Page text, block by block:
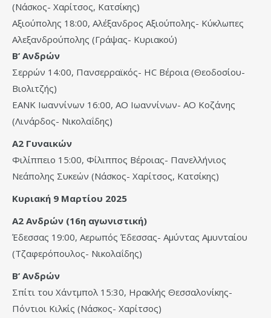
(Νάσκος- Χαρίτσος, Κατσίκης)
Αξιούπολης 18:00, Αλέξανδρος Αξιούπολης- Κύκλωπες
Αλεξανδρούπολης (Γράψας- Κυριακού)
Β’ Ανδρών
Σερρών 14:00, Πανσερραϊκός- HC Bέροια (Θεοδοσίου-
Βιολιτζής)
ΕΑΝΚ Ιωαννίνων 16:00, ΑΟ Ιωαννίνων- ΑΟ Κοζάνης
(Λινάρδος- Νικολαΐδης)
Α2 Γυναικών
Φιλίππειο 15:00, Φίλιππος Βέροιας- Πανελλήνιος
Νεάπολης Συκεών (Νάσκος- Χαρίτσος, Κατσίκης)
Κυριακή 9 Μαρτίου 2025
Α2 Ανδρών (16η αγωνιστική)
Έδεσσας 19:00, Αερωπός Έδεσσας- Αμύντας Αμυνταίου
(Τζαφερόπουλος- Νικολαΐδης)
Β’ Ανδρών
Σπίτι του Χάντμπολ 15:30, Ηρακλής Θεσσαλονίκης-
Πόντιοι Κιλκίς (Νάσκος- Χαρίτσος)